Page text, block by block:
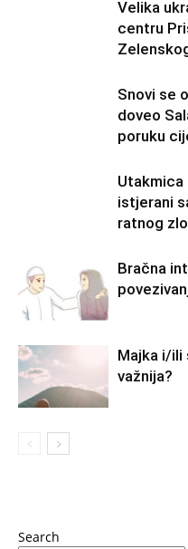
Velika
centru
Snovi se
doveo
poruku
Utakmica
istjerani
ratnog
Bračna
Majka i/ili
važnija?
Search